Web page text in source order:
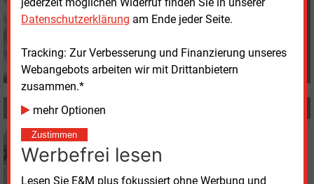
Datenschutzerklärung am Ende jeder Seite.
Tracking: Zur Verbesserung und Finanzierung unseres
Webangebots arbeiten wir mit Drittanbietern
zusammen.*
mehr Optionen
Zustimmen
Werbefrei lesen
Lesen Sie E&M plus fokussiert ohne Werbung und
K.Meyer-Tien@energie-
und-management.de
STROMSPEICHER
Würgassen bekommt einen der größten
Batteriespeicher Deutschlands